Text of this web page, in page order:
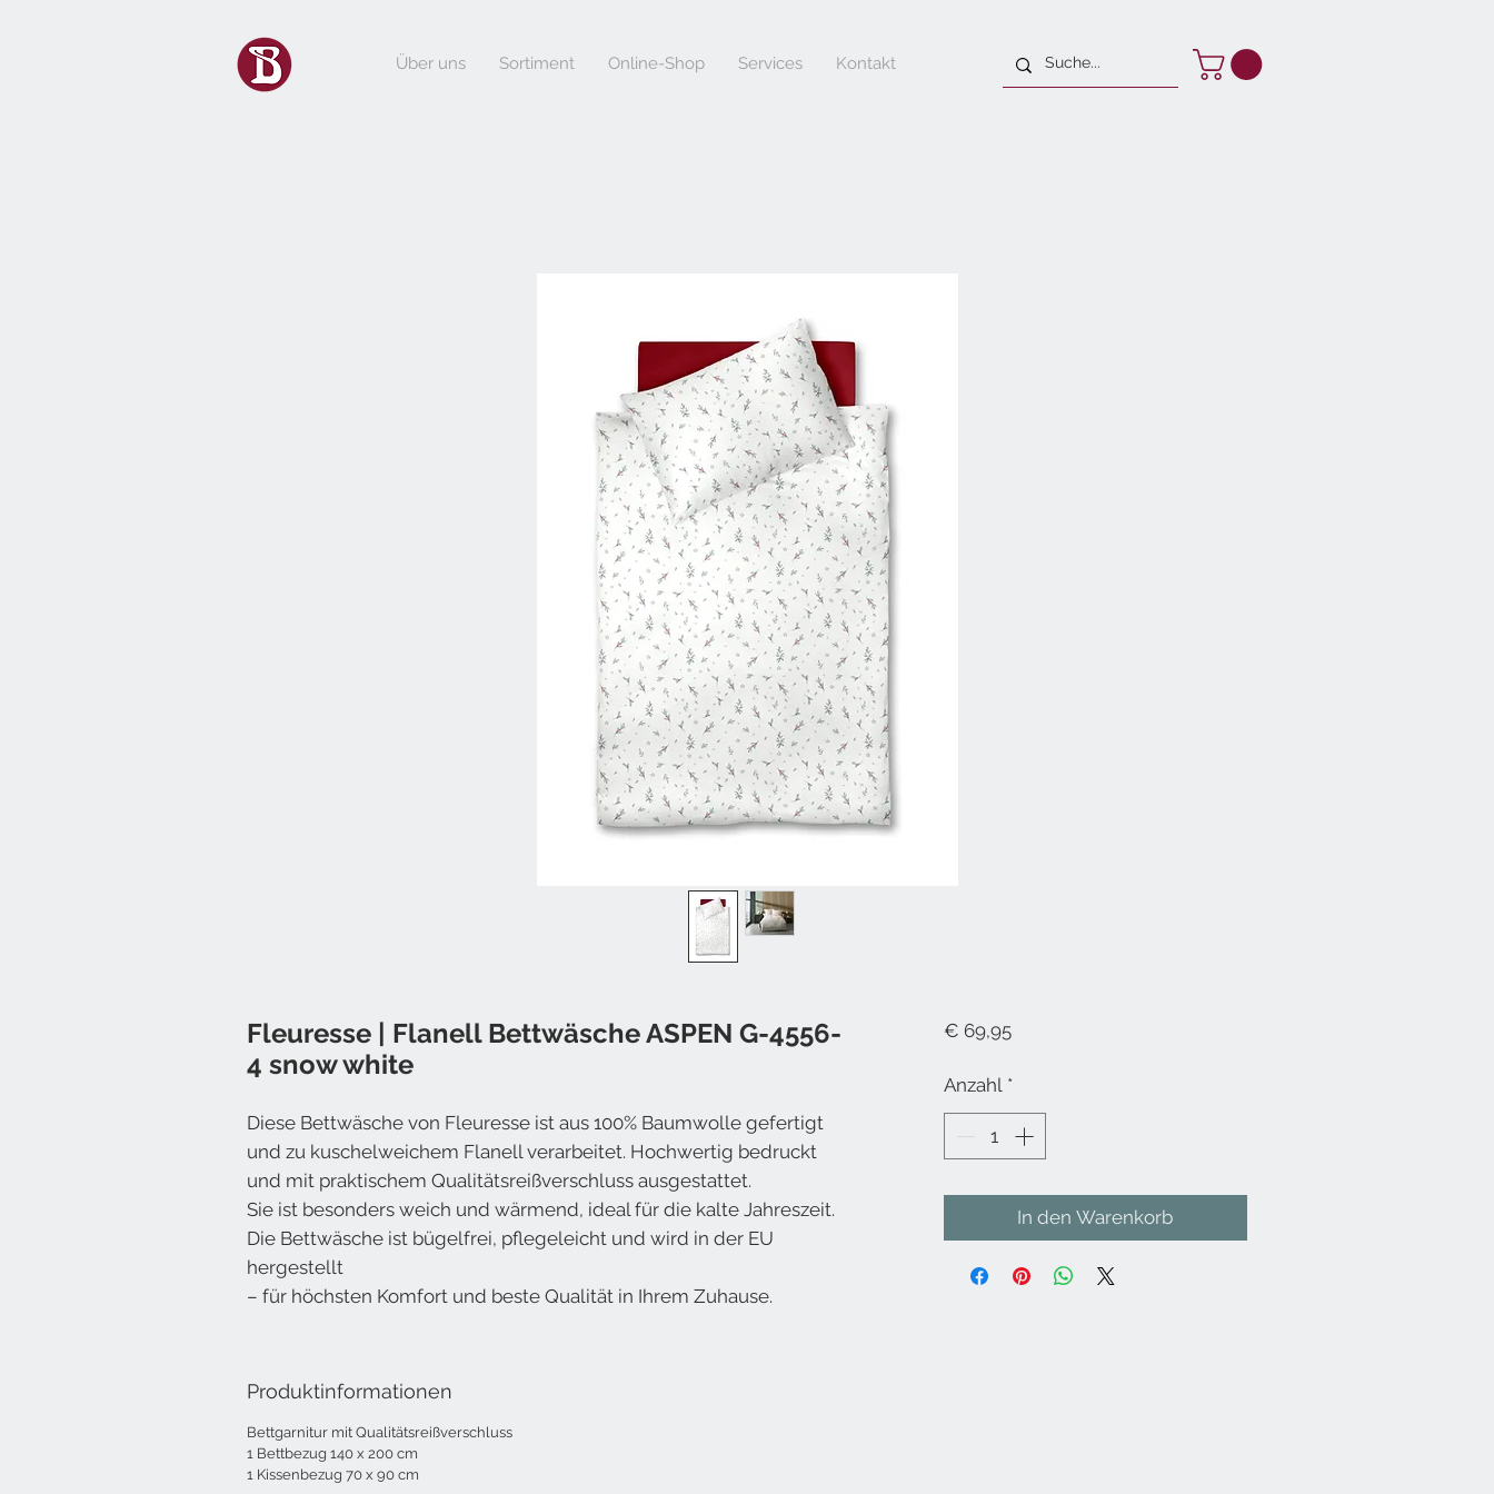
Über uns Sortiment Online-Shop Services Kontakt
Fleuresse | Flanell Bettwäsche ASPEN G-4556-
4 snow white
Diese Bettwäsche von Fleuresse ist aus 100% Baumwolle gefertigt
und zu kuschelweichem Flanell verarbeitet. Hochwertig bedruckt
und mit praktischem Qualitätsreißverschluss ausgestattet.
Sie ist besonders weich und wärmend, ideal für die kalte Jahreszeit.
Die Bettwäsche ist bügelfrei, pflegeleicht und wird in der EU
hergestellt
– für höchsten Komfort und beste Qualität in Ihrem Zuhause.
Produktinformationen
Bettgarnitur mit Qualitätsreißverschluss
1 Bettbezug 140 x 200 cm
1 Kissenbezug 70 x 90 cm
€ 69,95Preis
Anzahl *
In den Warenkorb